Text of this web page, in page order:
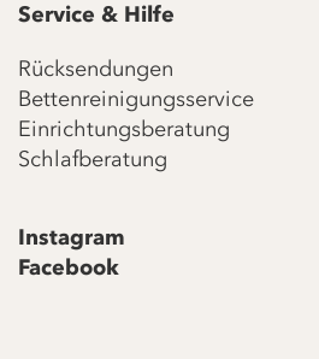
Service & Hilfe
Rücksendungen
Bettenreinigungsservice
Einrichtungsberatung
Schlafberatung
Instagram
Facebook